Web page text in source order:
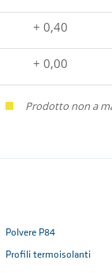
+ 0,40
+ 0,00
Prodotto non a
Polvere P84
Profili termoisolanti